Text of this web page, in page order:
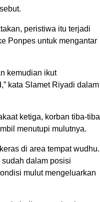
peristiwa itu terjadi
Ponpes untuk mengantar
kemudian ikut
kata Slamet Riyadi dalam
ketiga, korban tiba-tiba
menutupi mulutnya.
di area tempat wudhu.
dalam posisi
mulut mengeluarkan